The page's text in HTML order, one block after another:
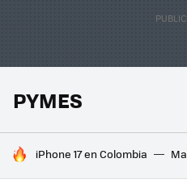
PYMES
HOY SE HABLA DE
iPhone 17 en Colombia